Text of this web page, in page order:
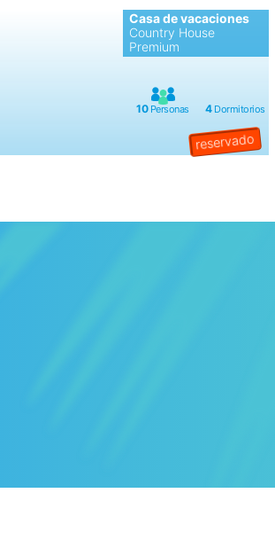
Casa de vacaciones
Country House
Premium